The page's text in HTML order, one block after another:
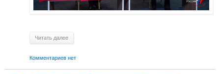
Читать далее
Комментариев нет